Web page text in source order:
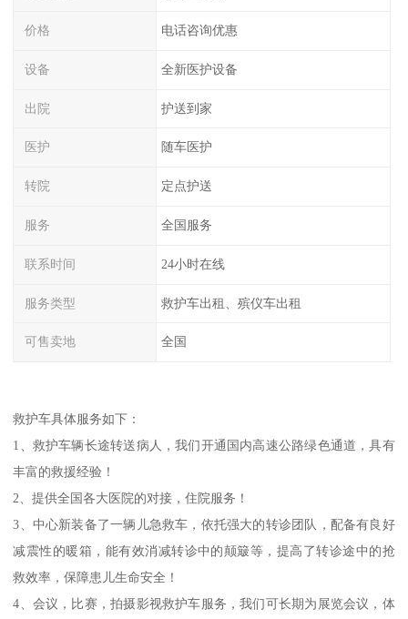
价格 电话咨询优惠
设备 全新医护设备
出院 护送到家
医护 随车医护
转院 定点护送
服务 全国服务
联系时间 24小时在线
服务类型 救护车出租、殡仪车出租
可售卖地 全国
救护车具体服务如下：
1、救护车辆长途转送病人，我们开通国内高速公路绿色通道，具有
丰富的救援经验！
2、提供全国各大医院的对接，住院服务！
3、中心新装备了一辆儿急救车，依托强大的转诊团队，配备有良好
减震性的暖箱，能有效消减转诊中的颠簸等，提高了转诊途中的抢
救效率，保障患儿生命安全！
4、会议，比赛，拍摄影视救护车服务，我们可长期为展览会议，体